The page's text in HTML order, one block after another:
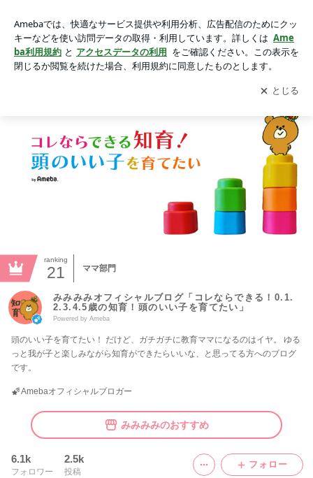
の知育！頭のいい子を育てたい」 Powered by Ameba
アプリをダウンロードして ブログの更新通知
を受け取りまし
ょう。
開く
ranking
21 ママ部門
みみみみオフィシャルブログ「コレならできる！0.1.
2.3.4.5歳の知育！頭のいい子を育てたい」
Powered by Ameba
頭のいい子を育てたい！ だけど、ガチガチに教育ママになるのはイヤ。 ゆる
っと我が子と楽しみながら知育ができたらいいな、と思ってる方へのブログ
です。
Amebaオフィシャルブロガー
みみみみのおすすめ
6.1k
フォロワー
2.5k
投稿
フォロー